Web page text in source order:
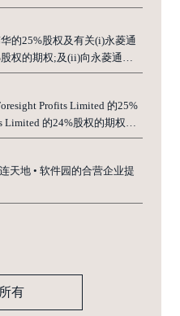
的25%股权及有关(i)永菱通
权的期权;及(ii)向永菱通或
易 - (a)
提供股东贷款
Profits Limited 的25%
Limited 的24%股权的期权；
Profits Limited 及其附属公司
天地 • 软件园的合营企业提
有